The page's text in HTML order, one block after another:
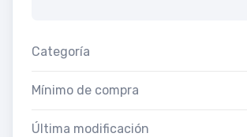
Categoría
Mínimo de compra
Última modificación